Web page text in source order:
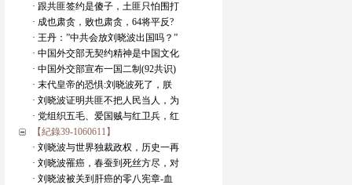
· 跟共匪签约是傻子，土匪只怕围打
· 成也肃贪，败也肃贪，64将平反?
· 王丹：”中共会放刘晓波出国吗？”
· 中国外交部无契约精神是中国文化
· 中国外交部宣布一国二制(92共识)
· 末代皇帝的恐惧:刘晓波死了，朕
· 刘晓波证明共匪不把人民当人，为
· 党组织五毛、爱国贼与红卫兵，红
【紀錄39-1060611】
· 刘晓波与世界独裁政权，历史一再
· 刘晓波罹癌，春蚕到死丝方尽，对
· 刘晓波被关到肝癌的零八宪章-血